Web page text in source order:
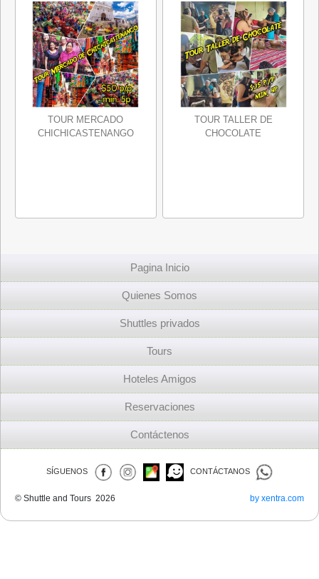
TOUR MERCADO
CHICHICASTENANGO
TOUR TALLER DE
CHOCOLATE
Pagina Inicio
Quienes Somos
Shuttles privados
Tours
Hoteles Amigos
Reservaciones
Contáctenos
SÍGUENOS CONTÁCTANOS
© Shuttle and Tours 2026 by xentra.com